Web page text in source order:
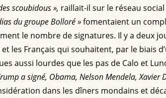
scoubidous », raillait-il sur le réseau social
du groupe Bolloré »fomentaient un
le nombre de signatures. Il y a deux
les Français qui souhaitent, par le biais
aussi lourdes que les pas de Calo et
a signé, Obama, Nelson Mendela, Xavier
dans les dîners mondains et